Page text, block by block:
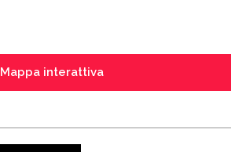
Mappa interattiva